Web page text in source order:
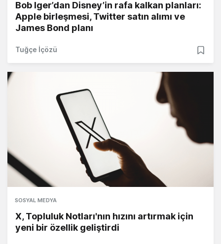
Bob Iger’dan Disney’in rafa kalkan planları:
Apple birleşmesi, Twitter satın alımı ve
James Bond planı
Tuğçe İçözü
SOSYAL MEDYA
X, Topluluk Notları'nın hızını artırmak için
yeni bir özellik geliştirdi